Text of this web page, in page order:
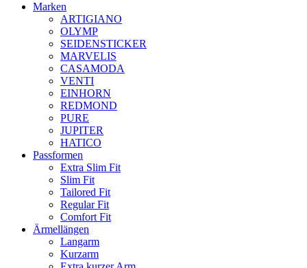
Marken
ARTIGIANO
OLYMP
SEIDENSTICKER
MARVELIS
CASAMODA
VENTI
EINHORN
REDMOND
PURE
JUPITER
HATICO
Passformen
Extra Slim Fit
Slim Fit
Tailored Fit
Regular Fit
Comfort Fit
Ärmellängen
Langarm
Kurzarm